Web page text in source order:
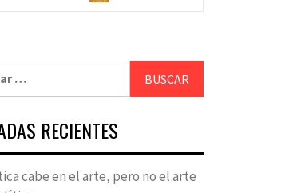
RECIENTES
cabe en el arte, pero no el arte